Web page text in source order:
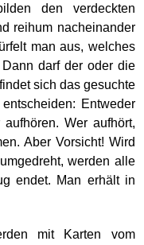
den verdeckten
reihum nacheinander
man aus, welches
darf der oder die
sich das gesuchte
Entweder
Wer aufhört,
Aber Vorsicht! Wird
werden alle
endet. Man erhält in
mit Karten vom